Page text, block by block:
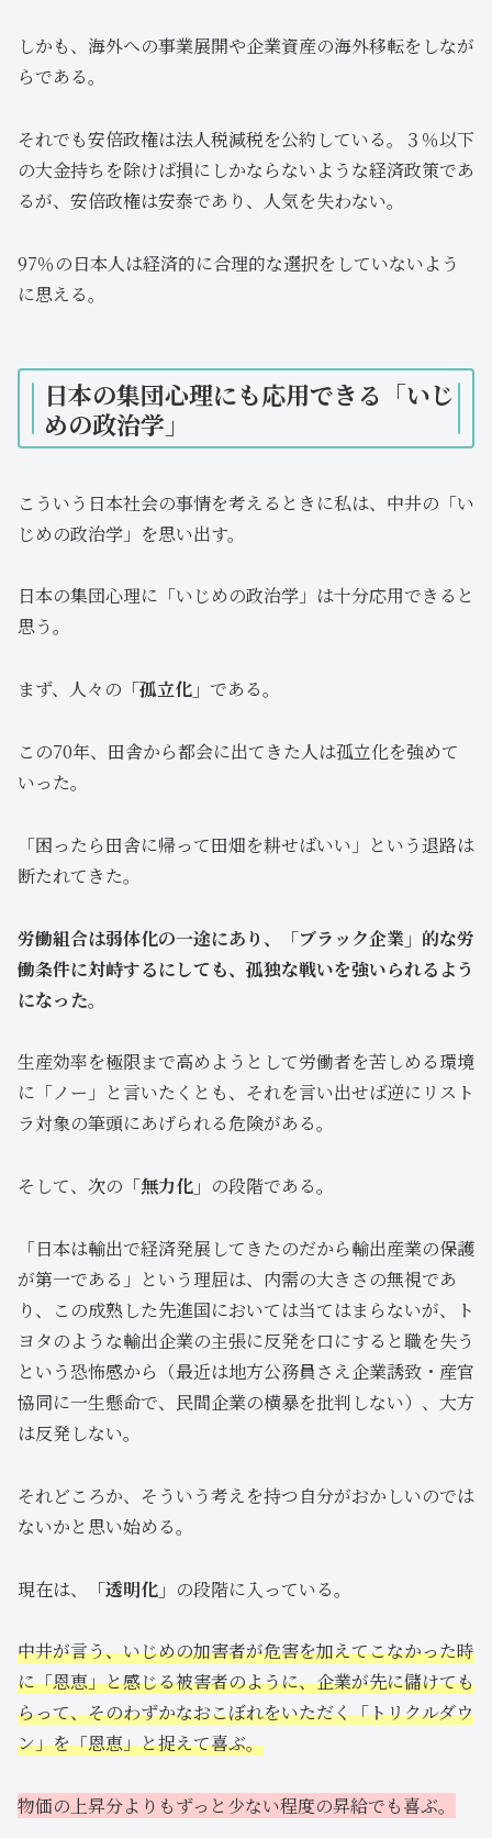
しかも、海外への事業展開や企業資産の海外移転をしなが
らである。
それでも安倍政権は法人税減税を公約している。３％以下
の大金持ちを除けば損にしかならないような経済政策であ
るが、安倍政権は安泰であり、人気を失わない。
97％の日本人は経済的に合理的な選択をしていないよう
に思える。
日本の集団心理にも応用できる「いじ
めの政治学」
こういう日本社会の事情を考えるときに私は、中井の「い
じめの政治学」を思い出す。
日本の集団心理に「いじめの政治学」は十分応用できると
思う。
まず、人々の 「孤立化」 である。
この70年、田舎から都会に出てきた人は孤立化を強めて
いった。
「困ったら田舎に帰って田畑を耕せばいい」という退路は
断たれてきた。
労働組合は弱体化の一途にあり、「ブラック企業」的な労
働条件に対峙するにしても、孤独な戦いを強いられるよう
になった。
生産効率を極限まで高めようとして労働者を苦しめる環境
に「ノー」と言いたくとも、それを言い出せば逆にリスト
ラ対象の筆頭にあげられる危険がある。
そして、次の 「無力化」 の段階である。
「日本は輸出で経済発展してきたのだから輸出産業の保護
が第一である」という理屈は、内需の大きさの無視であ
り、この成熟した先進国においては当てはまらないが、ト
ヨタのような輸出企業の主張に反発を口にすると職を失う
という恐怖感から（最近は地方公務員さえ企業誘致・産官
協同に一生懸命で、民間企業の横暴を批判しない）、大方
は反発しない。
それどころか、そういう考えを持つ自分がおかしいのでは
ないかと思い始める。
現在は、 「透明化」 の段階に入っている。
中井が言う、いじめの加害者が危害を加えてこなかった時
に「恩恵」と感じる被害者のように、企業が先に儲けても
らって、そのわずかなおこぼれをいただく「トリクルダウ
ン」を「恩恵」と捉えて喜ぶ。
物価の上昇分よりもずっと少ない程度の昇給でも喜ぶ。